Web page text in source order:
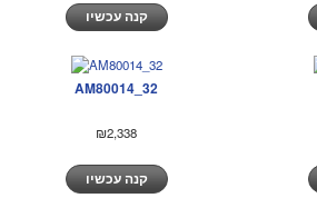
קנה עכשיו
AM80014_32
₪2,338
קנה עכשיו